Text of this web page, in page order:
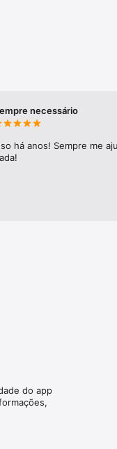
tempo em
necessário
há anos! Sempre me
do app